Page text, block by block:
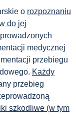
o rozpoznaniu
do jej
medycznej
przebiegu
Każdy
przebieg
szkodliwe (w tym